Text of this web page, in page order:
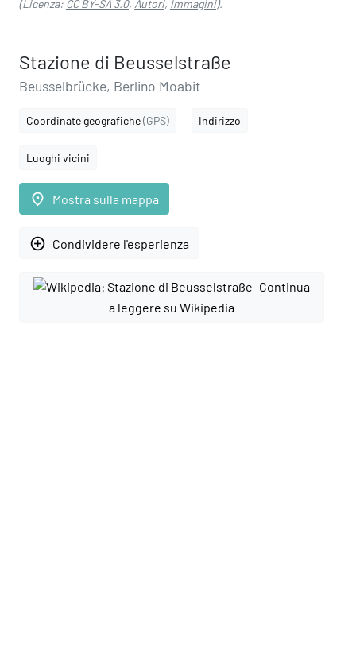
(Licenza: CC BY-SA 3.0, Autori, Immagini).
Stazione di Beusselstraße
Beusselbrücke, Berlino Moabit
Coordinate geografiche(GPS) Indirizzo
Luoghi vicini
place Mostra sulla mappa
add_circle_outline Condividere l'esperienza
Continua
a leggere su Wikipedia